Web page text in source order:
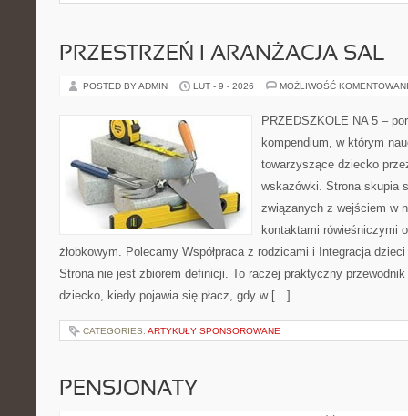
PRZESTRZEŃ I ARANŻACJA SAL
POSTED BY ADMIN LUT - 9 - 2026 MOŻLIWOŚĆ
PRZEDSZKOLE NA 5 –
kompendium, w którym
towarzyszące dziecko
wskazówki. Strona skupia
związanych z wejściem w
kontaktami rówieśniczymi
żłobkowym. Polecamy Współpraca z rodzicami i Integracja
Strona nie jest zbiorem definicji. To raczej praktyczny
dziecko, kiedy pojawia się płacz, gdy w […]
CATEGORIES: ARTYKUŁY SPONSOROWANE
PENSJONATY